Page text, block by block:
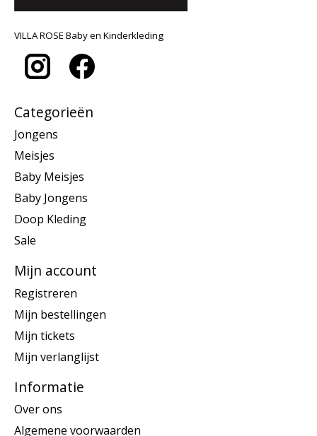
VILLA ROSE Baby en Kinderkleding
Categorieën
Jongens
Meisjes
Baby Meisjes
Baby Jongens
Doop Kleding
Sale
Mijn account
Registreren
Mijn bestellingen
Mijn tickets
Mijn verlanglijst
Informatie
Over ons
Algemene voorwaarden